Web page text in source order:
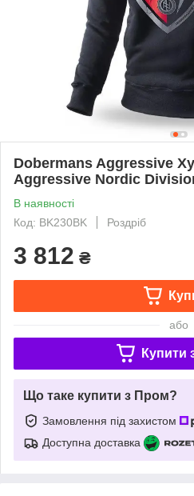
Dobermans Aggressive
Aggressive Nordic
В наявності
Код: BK230BK
Роздріб
3 812 ₴
або
Купити
Що таке купити з Пром?
Замовлення під захистом
Доступна доставка